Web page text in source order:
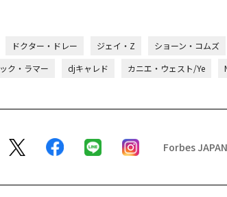
ドクター・ドレー ジェイ・Z ショーン・コムズ
ク・ラマー
djキャレド カニエ・ウェスト/Ye
Forbes